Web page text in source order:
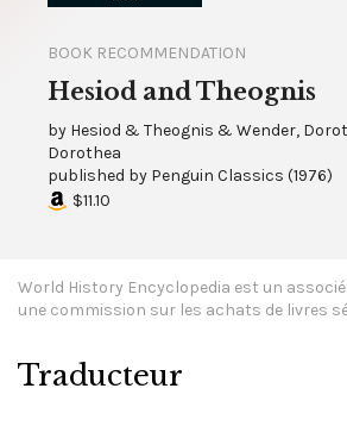
BOOK RECOMMENDATION
Hesiod and Theognis
by Hesiod & Theognis & Wender,
Dorothea
published by Penguin Classics (1976)
$11.10
World History Encyclopedia est un
une commission sur les achats de livres
Traducteur